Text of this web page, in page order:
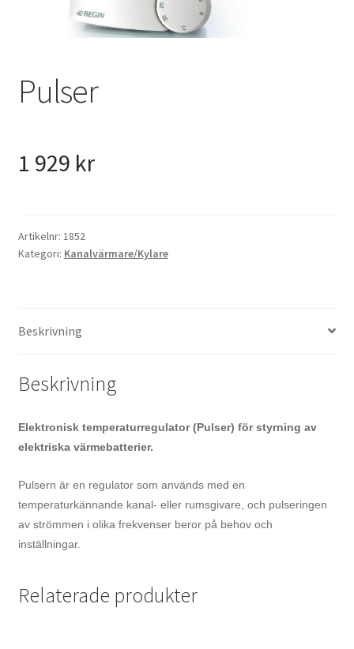
Pulser
1 929 kr
Artikelnr: 1852
Kategori: Kanalvärmare/Kylare
Beskrivning
Beskrivning
Elektronisk temperaturregulator (Pulser) för styrning av
elektriska värmebatterier.
Pulsern är en regulator som används med en
temperaturkännande kanal- eller rumsgivare, och pulseringen
av strömmen i olika frekvenser beror på behov och
inställningar.
Relaterade produkter